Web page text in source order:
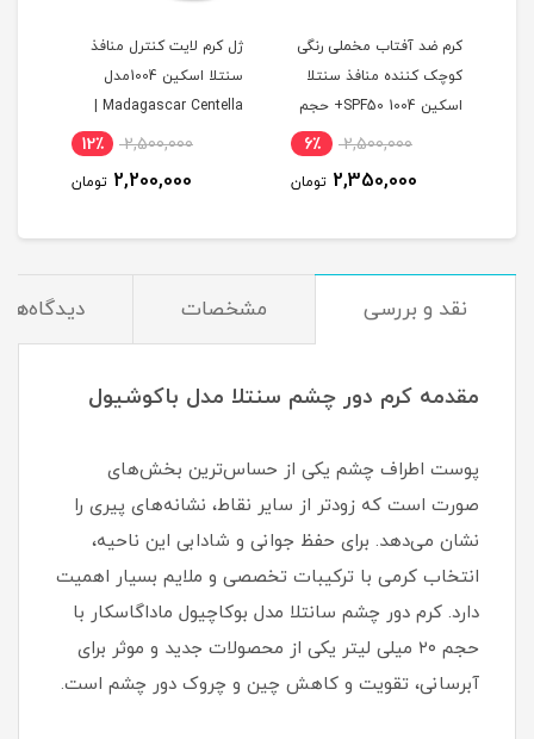
کرم ضد آفتاب مخملی رنگی
کوچک کننده منافذ سنتلا
اسکین 1004 SPF50+ حجم
2,500,000 6٪
2,350,000 تومان
ژل کرم لایت کنترل منافذ
سنتلا اسکین 1004مدل
سبک، ترمیم‌کننده و
2,500,000 12٪
2,200,000 تومان
نقد و بررسی مشخصات دیدگاه‌ها
مقدمه کرم دور چشم سنتلا مدل باکوشیول
پوست اطراف چشم یکی از حساس‌ترین بخش‌های
صورت است که زودتر از سایر نقاط، نشانه‌های پیری را
نشان می‌دهد. برای حفظ جوانی و شادابی این ناحیه،
انتخاب کرمی با ترکیبات تخصصی و ملایم بسیار اهمیت
دارد. کرم دور چشم سانتلا مدل بوکاچیول ماداگاسکار با
حجم ۲۰ میلی لیتر یکی از محصولات جدید و موثر برای
آبرسانی، تقویت و کاهش چین و چروک دور چشم است.